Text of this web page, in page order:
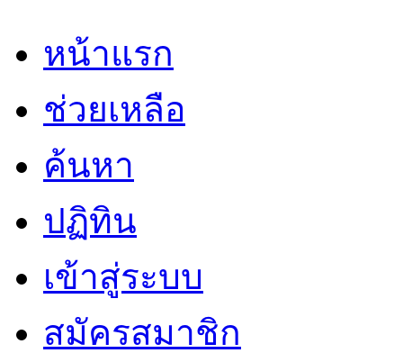
หน้าแรก
ช่วยเหลือ
ค้นหา
ปฏิทิน
เข้าสู่ระบบ
สมัครสมาชิก